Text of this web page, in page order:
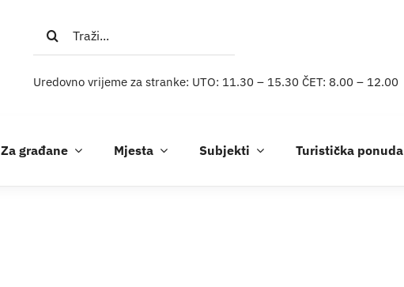
Traži...
Uredovno vrijeme za stranke: UTO: 11.30 – 15.30 ČET: 8.00 – 12.00
Za građane Mjesta Subjekti Turistička ponuda